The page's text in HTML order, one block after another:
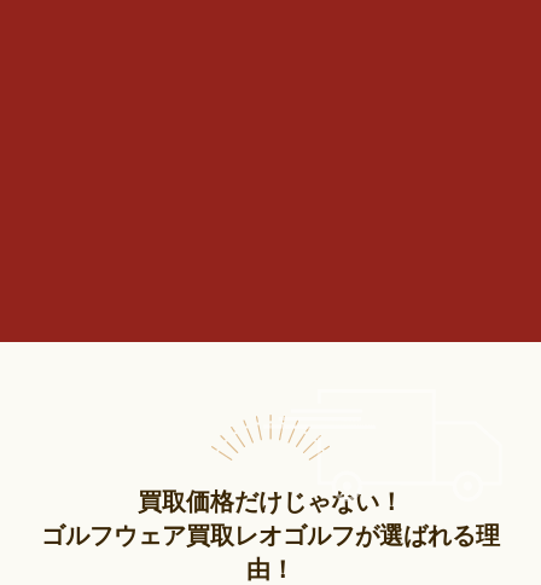
買取価格だけじゃない！
ゴルフウェア買取レオゴルフが選ばれる理
由！